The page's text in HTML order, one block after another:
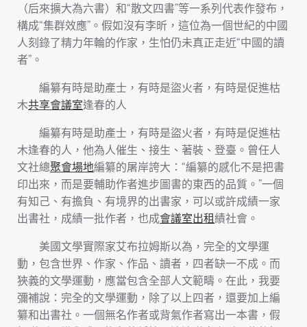
（后來擴大為六書）和“散文四書”等一系列代表作發布，
構成“集群效應”。假如沒有李昕，這位為一個世紀的中國
人刻錄了精力年輪的作家，生怕仍未真正走近“中國的讀
者”。
編纂有時是助產士，有時是盜火者，有時是促進枯
木共享會議室逢春的人
編纂有時是助產士，有時是盜火者，有時是促進枯
木逢春的人，他為人催生、接生、著裝、登臺。曾任人
文社總聚會場地編纂的屠岸誇大：“編纂的感化不是把書
印出來，而是要輔助作者進步圖書的東西的品質。”一個
有知己、有擔負、有境界的出書家，可以或許成績一家
出書社，成績一批作者，也成會議室出租績社會。
美國文學實際家艾布拉姆斯以為，完全的文學運
動，包含世界、作家、作品、讀者，四者缺一不成。而
狹義的文學運動，應當包含全部人文範疇。在此，我要
彌補說：完全的文學運動，除了以上四者，還要加上編
纂和出書社。一個無名作者或背氣作者寫出一本書，假